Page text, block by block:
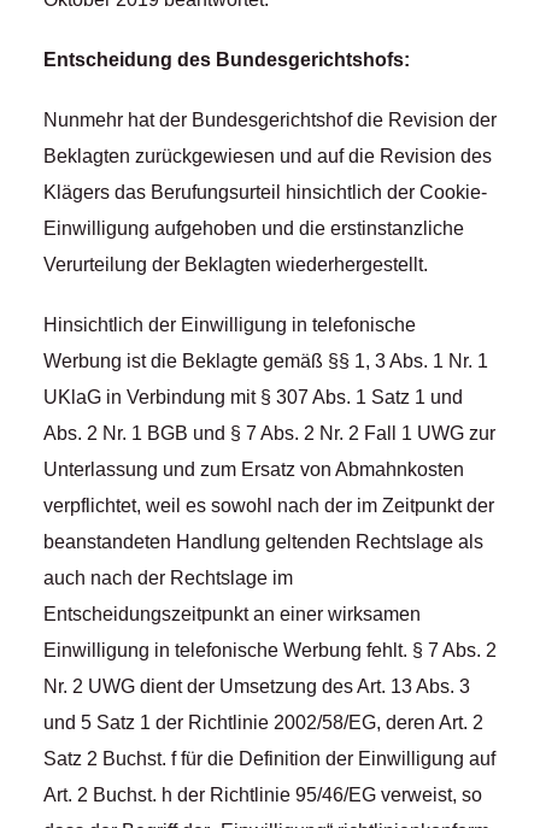
Entscheidung des Bundesgerichtshofs:
Nunmehr hat der Bundesgerichtshof die Revision der
Beklagten zurückgewiesen und auf die Revision des
Klägers das Berufungsurteil hinsichtlich der Cookie-
Einwilligung aufgehoben und die erstinstanzliche
Verurteilung der Beklagten wiederhergestellt.
Hinsichtlich der Einwilligung in telefonische
Werbung ist die Beklagte gemäß §§ 1, 3 Abs. 1 Nr. 1
UKlaG in Verbindung mit § 307 Abs. 1 Satz 1 und
Abs. 2 Nr. 1 BGB und § 7 Abs. 2 Nr. 2 Fall 1 UWG zur
Unterlassung und zum Ersatz von Abmahnkosten
verpflichtet, weil es sowohl nach der im Zeitpunkt der
beanstandeten Handlung geltenden Rechtslage als
auch nach der Rechtslage im
Entscheidungszeitpunkt an einer wirksamen
Einwilligung in telefonische Werbung fehlt. § 7 Abs. 2
Nr. 2 UWG dient der Umsetzung des Art. 13 Abs. 3
und 5 Satz 1 der Richtlinie 2002/58/EG, deren Art. 2
Satz 2 Buchst. f für die Definition der Einwilligung auf
Art. 2 Buchst. h der Richtlinie 95/46/EG verweist, so